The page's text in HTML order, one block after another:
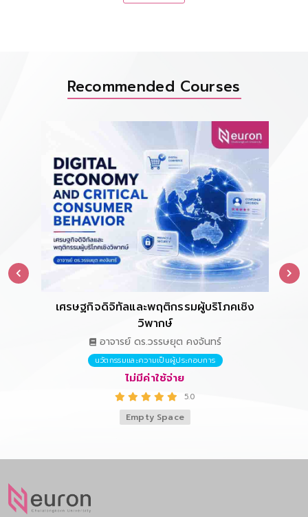
Recommended Courses
เศรษฐกิจดิจิทัลและพฤติกรรมผู้บริโภคเชิง
วิพากษ์
อาจารย์ ดร.วรรษยุต คงจันทร์
นวัตกรรมและความเป็นผู้ประกอบการ
ไม่มีค่าใช้จ่าย
5.0
Empty Space